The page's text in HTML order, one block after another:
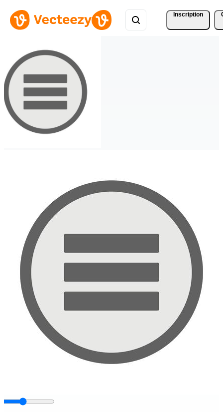
Inscription